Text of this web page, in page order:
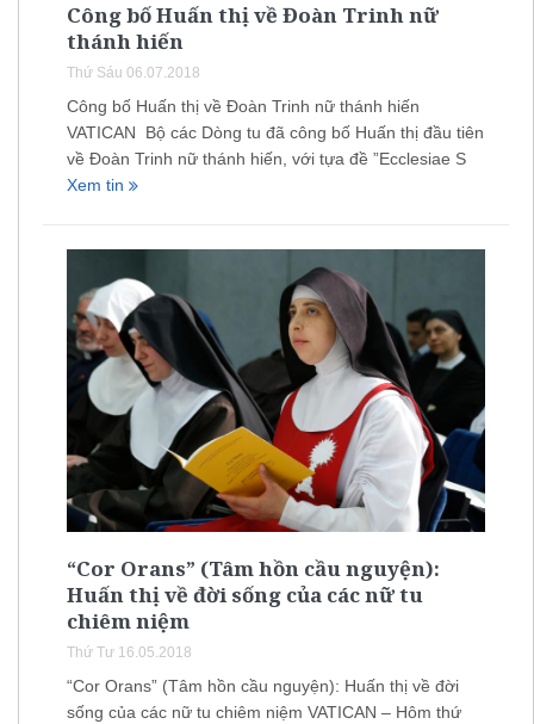
Công bố Huấn thị về Đoàn Trinh nữ
thánh hiến
Thứ Sáu 06.07.2018
Công bố Huấn thị về Đoàn Trinh nữ thánh hiến
VATICAN Bộ các Dòng tu đã công bố Huấn thị đầu tiên
về Đoàn Trinh nữ thánh hiến, với tựa đề ”Ecclesiae S
Xem tin
“Cor Orans” (Tâm hồn cầu nguyện):
Huấn thị về đời sống của các nữ tu
chiêm niệm
Thứ Tư 16.05.2018
“Cor Orans” (Tâm hồn cầu nguyện): Huấn thị về đời
sống của các nữ tu chiêm niệm VATICAN – Hôm thứ